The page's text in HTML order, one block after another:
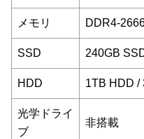
メモリ DDR4-
SSD 240GB
HDD 1TB HDD /
光学ドライ
ブ
非搭載